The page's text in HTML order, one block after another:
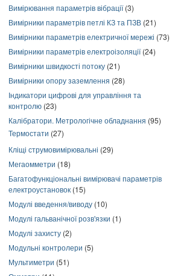
Вимірювання параметрів вібрації(3)
Вимірники параметрів петлі КЗ та ПЗВ (21)
Вимірники параметрів електричної мережі (73)
Вимірники параметрів електроізоляції(24)
Вимірники швидкості потоку (21)
Вимірники опору заземлення (28)
Індикатори цифрові для управління та
контролю (23)
Калібратори. Метрологічне обладнання (95)
Термостати (27)
Кліщі струмовимірювальні (29)
Мегаомметри (18)
Багатофункціональні вимірювачі параметрів
електроустановок (15)
Модулі введення/виводу (10)
Модулі гальванічної розв'язки (1)
Модулі захисту (2)
Модульні контролери (5)
Мультиметри (51)